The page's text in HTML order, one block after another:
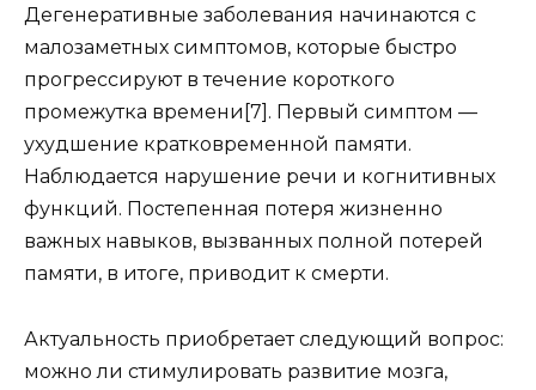
Дегенеративные заболевания начинаются с
малозаметных симптомов, которые быстро
прогрессируют в течение короткого
промежутка времени[7]. Первый симптом —
ухудшение кратковременной памяти.
Наблюдается нарушение речи и когнитивных
функций. Постепенная потеря жизненно
важных навыков, вызванных полной потерей
памяти, в итоге, приводит к смерти.
Актуальность приобретает следующий вопрос:
можно ли стимулировать развитие мозга,